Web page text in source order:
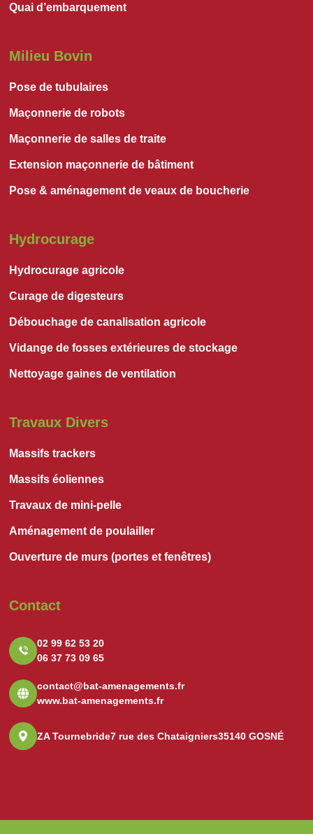
Quai d’embarquement
Milieu Bovin
Pose de tubulaires
Maçonnerie de robots
Maçonnerie de salles de traite
Extension maçonnerie de bâtiment
Pose & aménagement de veaux de boucherie
Hydrocurage
Hydrocurage agricole
Curage de digesteurs
Débouchage de canalisation agricole
Vidange de fosses extérieures de stockage
Nettoyage gaines de ventilation
Travaux Divers
Massifs trackers
Massifs éoliennes
Travaux de mini-pelle
Aménagement de poulailler
Ouverture de murs (portes et fenêtres)
Contact
02 99 62 53 20
06 37 73 09 65
contact@bat-amenagements.fr
www.bat-amenagements.fr
ZA Tournebride7 rue des Chataigniers35140 GOSNÉ